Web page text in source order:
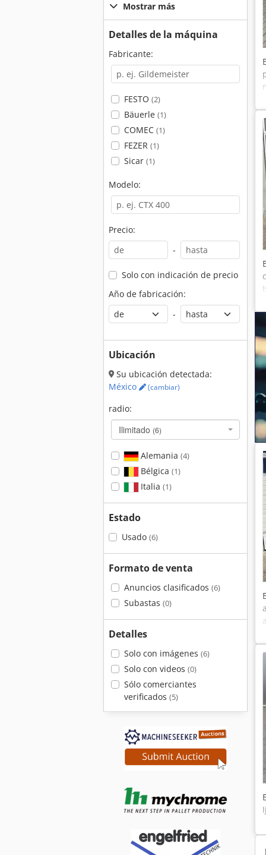
Mostrar más
Detalles de la máquina
Fabricante:
FESTO (2)
Bäuerle (1)
COMEC (1)
FEZER (1)
Sicar (1)
Modelo:
Precio:
-
Solo con indicación de precio
Año de fabricación:
-
Ubicación
Su ubicación detectada:
México
(cambiar)
radio:
Ilimitado (6)
Alemania (4)
Bélgica (1)
Italia (1)
Estado
Usado (6)
Formato de venta
Anuncios clasificados (6)
Subastas (0)
Detalles
Solo con imágenes (6)
Solo con videos (0)
Sólo comerciantes
verificados (5)